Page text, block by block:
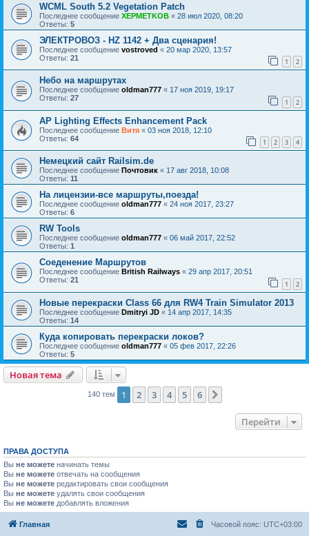
WCML South 5.2 Vegetation Patch
Последнее сообщение XEPMETKOB « 28 июл 2020, 08:20
Ответы: 5
ЭЛЕКТРОВОЗ - HZ 1142 + Два сценария!
Последнее сообщение vostroved « 20 мар 2020, 13:57
Ответы: 21 1 2
Небо на маршрутах
Последнее сообщение oldman777 « 17 ноя 2019, 19:17
Ответы: 27 1 2
AP Lighting Effects Enhancement Pack
Последнее сообщение Витя « 03 ноя 2018, 12:10
Ответы: 64 1 2 3 4
Немецкий сайт Railsim.de
Последнее сообщение Почтовик « 17 авг 2018, 10:08
Ответы: 11
На лицензии-все маршруты,поезда!
Последнее сообщение oldman777 « 24 ноя 2017, 23:27
Ответы: 6
RW Tools
Последнее сообщение oldman777 « 06 май 2017, 22:52
Ответы: 1
Соеденение Маршрутов
Последнее сообщение British Railways « 29 апр 2017, 20:51
Ответы: 21 1 2
Новые перекраски Class 66 для RW4 Train Simulator 2013
Последнее сообщение Dmitryi JD « 14 апр 2017, 14:35
Ответы: 14
Куда копировать перекраски локов?
Последнее сообщение oldman777 « 05 фев 2017, 22:26
Ответы: 5
Новая тема
140 тем 1 2 3 4 5 6
Перейти
ПРАВА ДОСТУПА
Вы не можете начинать темы
Вы не можете отвечать на сообщения
Вы не можете редактировать свои сообщения
Вы не можете удалять свои сообщения
Вы не можете добавлять вложения
Главная Часовой пояс: UTC+03:00